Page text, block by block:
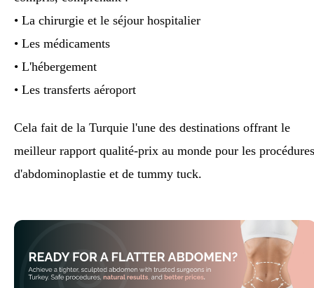
• La chirurgie et le séjour hospitalier
• Les médicaments
• L'hébergement
• Les transferts aéroport
Cela fait de la Turquie l'une des destinations offrant le
meilleur rapport qualité-prix au monde pour les procédures
d'abdominoplastie et de tummy tuck.